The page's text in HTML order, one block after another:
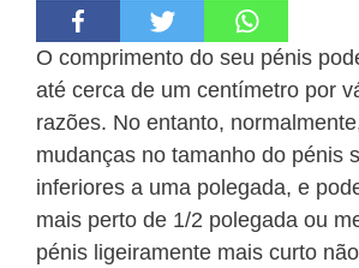
O comprimento do seu pénis
até cerca de um centímetro por
razões. No entanto,
mudanças no tamanho do pénis
inferiores a uma polegada, e
mais perto de 1/2 polegada ou
pénis ligeiramente mais curto